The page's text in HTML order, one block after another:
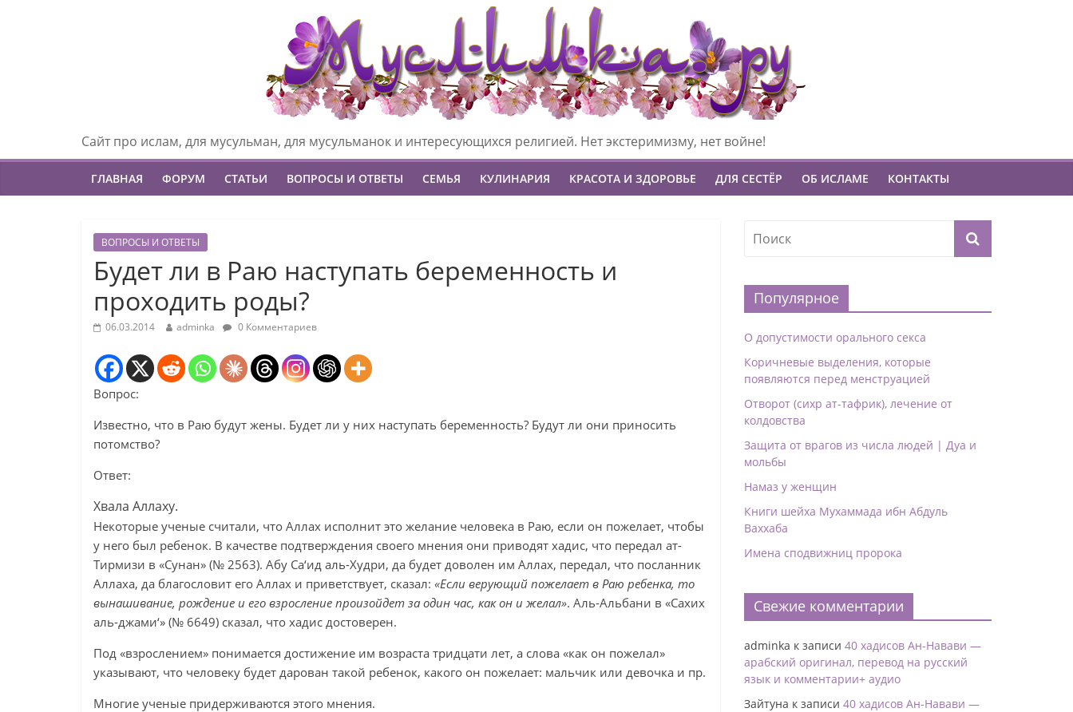
Сайт про ислам, для мусульман, для мусульманок и интересующихся религией. Нет экстеримизму, нет войне!
ГЛАВНАЯ ФОРУМ СТАТЬИ ВОПРОСЫ И ОТВЕТЫ СЕМЬЯ КУЛИНАРИЯ КРАСОТА И ЗДОРОВЬЕ ДЛЯ СЕСТЁР ОБ ИСЛАМЕ КОНТАКТЫ
ВОПРОСЫ И ОТВЕТЫ
Будет ли в Раю наступать беременность и
проходить роды?
06.03.2014 adminka 0 Комментариев
Вопрос:
Известно, что в Раю будут жены. Будет ли у них наступать беременность? Будут ли они приносить
потомство?
Ответ:
Хвала Аллаху.
Некоторые ученые считали, что Аллах исполнит это желание человека в Раю, если он пожелает, чтобы
у него был ребенок. В качестве подтверждения своего мнения они приводят хадис, что передал ат-
Тирмизи в «Сунан» (№ 2563). Абу Са‘ид аль-Худри, да будет доволен им Аллах, передал, что посланник
Аллаха, да благословит его Аллах и приветствует, сказал: «Если верующий пожелает в Раю ребенка, то
вынашивание, рождение и его взросление произойдет за один час, как он и желал». Аль-Альбани в «Сахих
аль-джами‘» (№ 6649) сказал, что хадис достоверен.
Под «взрослением» понимается достижение им возраста тридцати лет, а слова «как он пожелал»
указывают, что человеку будет дарован такой ребенок, какого он пожелает: мальчик или девочка и пр.
Многие ученые придерживаются этого мнения.
Популярное
О допустимости орального секса
Коричневые выделения, которые
появляются перед менструацией
Отворот (сихр ат-тафрик), лечение от
колдовства
Защита от врагов из числа людей | Дуа и
мольбы
Намаз у женщин
Книги шейха Мухаммада ибн Абдуль
Ваххаба
Имена сподвижниц пророка
Свежие комментарии
adminka к записи 40 хадисов Ан-Навави —
арабский оригинал, перевод на русский
язык и комментарии+ аудио
Зайтуна к записи 40 хадисов Ан-Навави —